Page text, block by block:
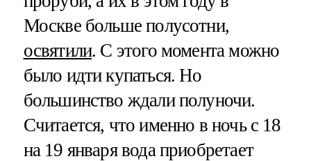
Москве больше полусотни,
освятили. С этого момента можно
было идти купаться. Но
большинство ждали полуночи.
Считается, что именно в ночь с 18
на 19 января вода приобретает